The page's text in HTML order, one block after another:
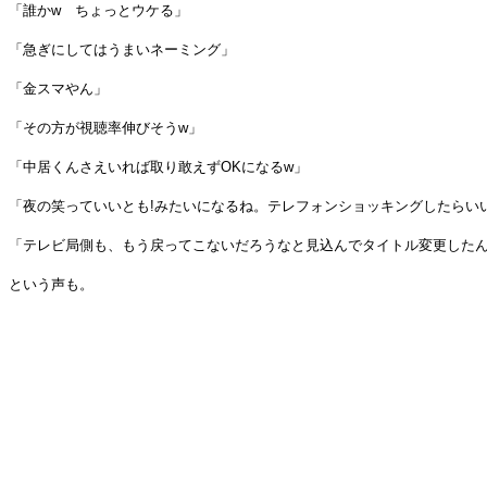
「誰かw ちょっとウケる」
「急ぎにしてはうまいネーミング」
「金スマやん」
「その方が視聴率伸びそうw」
「中居くんさえいれば取り敢えずOKになるw」
「夜の笑っていいとも!みたいになるね。テレフォンショッキングしたらい
「テレビ局側も、もう戻ってこないだろうなと見込んでタイトル変更した
という声も。